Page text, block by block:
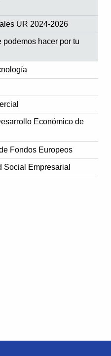
UR 2024-2026
podemos hacer por tu
Económico de
Fondos Europeos
Social Empresarial